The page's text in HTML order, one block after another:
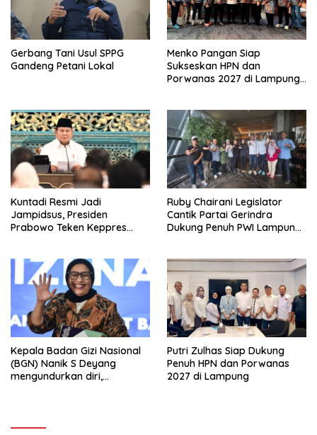
Gerbang Tani Usul SPPG
Gandeng Petani Lokal
Menko Pangan Siap
Sukseskan HPN dan
Porwanas 2027 di Lampung,
Kuntadi Resmi Jadi
Jampidsus, Presiden
Prabowo Teken Keppres
Ruby Chairani Legislator
Cantik Partai Gerindra
Dukung Penuh PWI Lampung
Kepala Badan Gizi Nasional
(BGN) Nanik S Deyang
mengundurkan diri,
Putri Zulhas Siap Dukung
Penuh HPN dan Porwanas
2027 di Lampung